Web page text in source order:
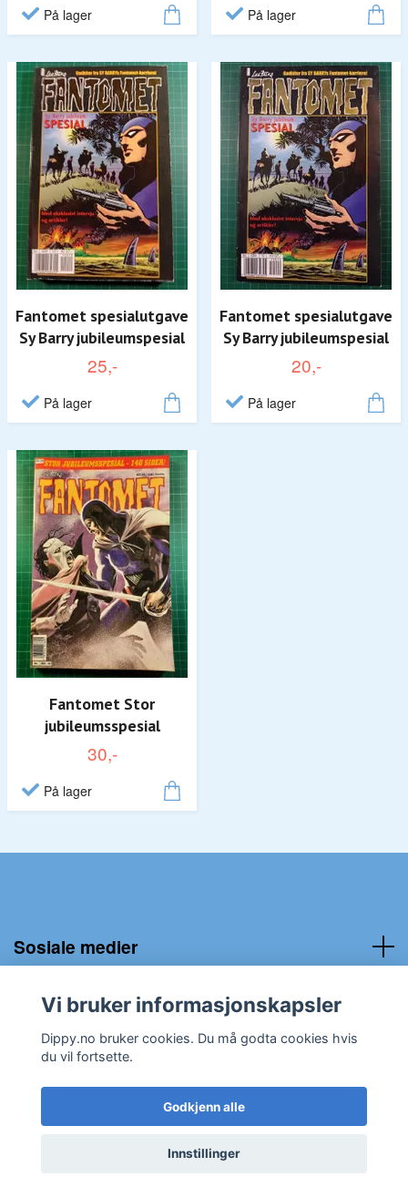
På lager På lager
Fantomet spesialutgave
Sy Barry jubileumspesial
25,-
På lager
Fantomet spesialutgave
Sy Barry jubileumspesial
20,-
På lager
Fantomet Stor
jubileumsspesial
30,-
På lager
Sosiale medier
Kundeservice:
© 2026 Dippy.no
Vi bruker informasjonskapsler
Dippy.no bruker cookies. Du må godta cookies hvis
du vil fortsette.
Godkjenn alle
Innstillinger